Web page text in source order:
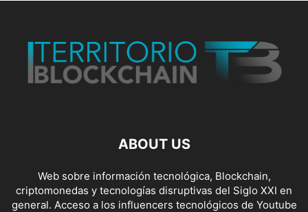
ABOUT US
Web sobre información tecnológica, Blockchain,
criptomonedas y tecnologías disruptivas del Siglo XXI en
general. Acceso a los influencers tecnológicos de Youtube